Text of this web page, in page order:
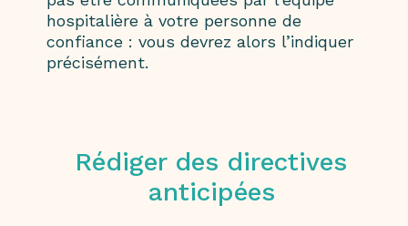
hospitalière à votre personne de
confiance : vous devrez alors l’indiquer
précisément.
Rédiger des directives
anticipées